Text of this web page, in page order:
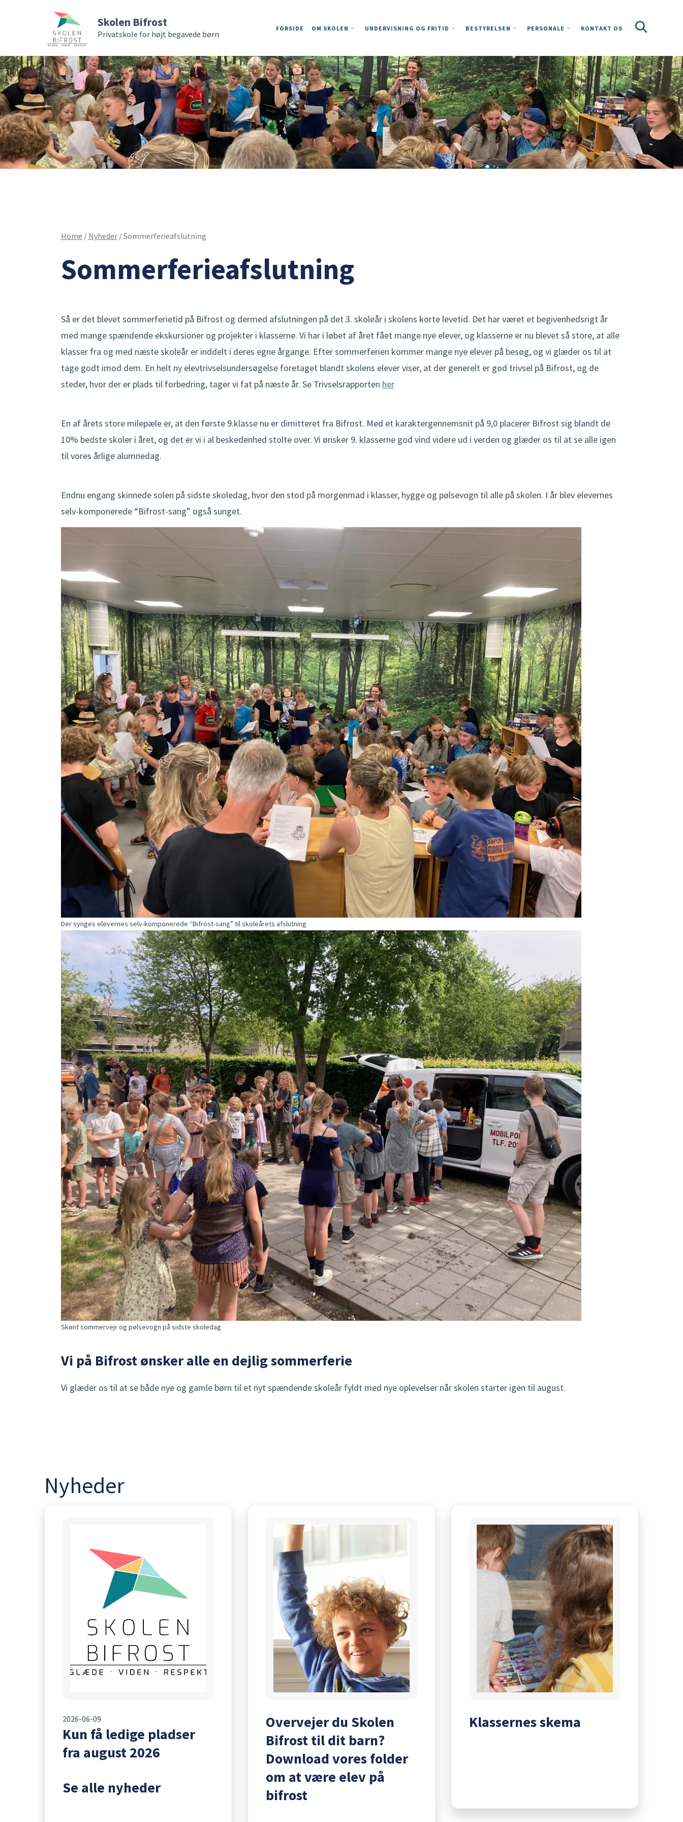
Skolen Bifrost
Privatskole for højt begavede børn
FORSIDE OM SKOLEN UNDERVISNING OG FRITID BESTYRELSEN PERSONALE KONTAKT OS
Home / Nyheder/Sommerferieafslutning
Sommerferieafslutning
Så er det blevet sommerferietid på Bifrost og dermed afslutningen på det 3. skoleår i skolens korte levetid. Det har været et begivenhedsrigt år
med mange spændende ekskursioner og projekter i klasserne. Vi har i løbet af året fået mange nye elever, og klasserne er nu blevet så store, at alle
klasser fra og med næste skoleår er inddelt i deres egne årgange. Efter sommerferien kommer mange nye elever på besøg, og vi glæder os til at
tage godt imod dem. En helt ny elevtrivselsundersøgelse foretaget blandt skolens elever viser, at der generelt er god trivsel på Bifrost, og de
steder, hvor der er plads til forbedring, tager vi fat på næste år. Se Trivselsrapporten her
En af årets store milepæle er, at den første 9.klasse nu er dimitteret fra Bifrost. Med et karaktergennemsnit på 9,0 placerer Bifrost sig blandt de
10% bedste skoler i året, og det er vi i al beskedenhed stolte over. Vi ønsker 9. klasserne god vind videre ud i verden og glæder os til at se alle igen
til vores årlige alumnedag.
Endnu engang skinnede solen på sidste skoledag, hvor den stod på morgenmad i klasser, hygge og pølsevogn til alle på skolen. I år blev elevernes
selv-komponerede “Bifrost-sang” også sunget.
Der synges elevernes selv-komponerede “Bifrost-sang” til skoleårets afslutning
Skønt sommervejr og pølsevogn på sidste skoledag
Vi på Bifrost ønsker alle en dejlig sommerferie
Vi glæder os til at se både nye og gamle børn til et nyt spændende skoleår fyldt med nye oplevelser når skolen starter igen til august.
Nyheder
2026-06-09
Kun få ledige pladser
fra august 2026
Se alle nyheder
Overvejer du Skolen
Bifrost til dit barn?
Download vores folder
om at være elev på
bifrost
Klassernes skema